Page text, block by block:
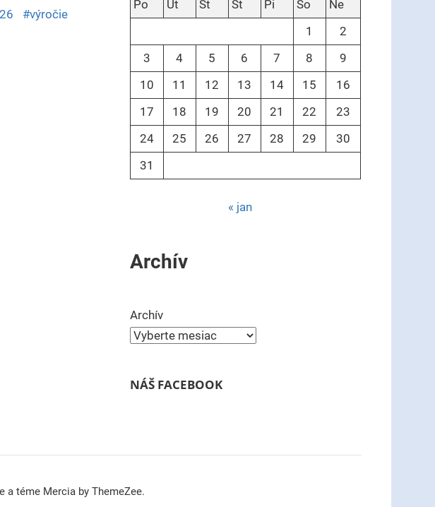
výročie
Po
Ut St Št Pi So
Ne
1
2
3
4 5 6 7 8
9
10
11 12 13 14 15
16
17
18 19 20 21 22
23
24
25 26 27 28 29
30
31
« jan
Archív
Archív
NÁŠ FACEBOOK
a téme Mercia by ThemeZee.